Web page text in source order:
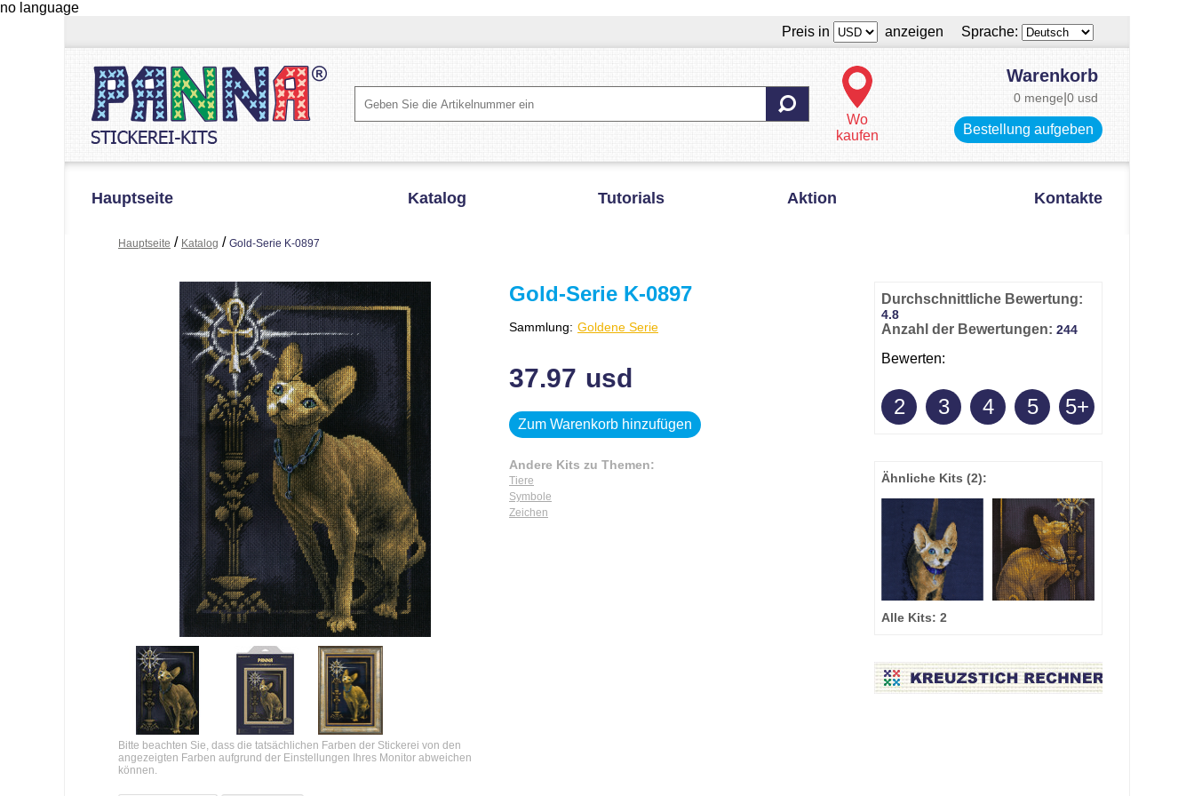
no language
Preis in
anzeigen Sprache:
Wo
kaufen
Warenkorb
0 menge 0 usd
Bestellung aufgeben
Hauptseite Katalog Tutorials Aktion Kontakte
Hauptseite / Katalog / Gold-Serie K-0897
Bitte beachten Sie, dass die tatsächlichen Farben der Stickerei von den
angezeigten Farben aufgrund der Einstellungen Ihres Monitor abweichen
können.
Gold-Serie K-0897
Sammlung: Goldene Serie
37.97 usd
Zum Warenkorb hinzufügen
Andere Kits zu Themen:
Tiere
Symbole
Zeichen
Durchschnittliche Bewertung:
4.8
Anzahl der Bewertungen: 244
Bewerten:
2 3 4 5 5+
Ähnliche Kits (2):
Alle Kits: 2